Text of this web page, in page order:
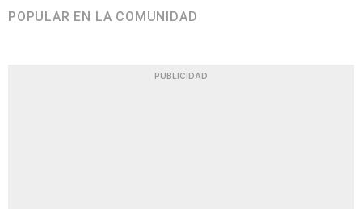
POPULAR EN LA COMUNIDAD
PUBLICIDAD